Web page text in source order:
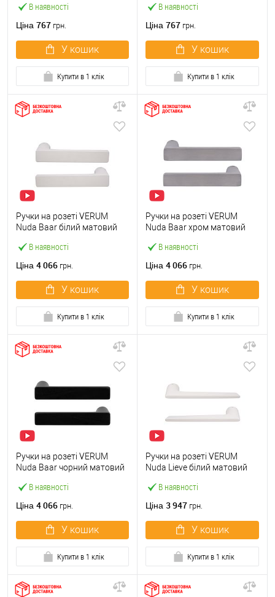
В наявності
Ціна 767 грн.
У кошик
Купити в 1 клік
В наявності
Ціна 767 грн.
У кошик
Купити в 1 клік
В наявності
Ручки на розеті VERUM
Nuda Baar білий матовий
Ціна 4 066 грн.
У кошик
Купити в 1 клік
В наявності
Ручки на розеті VERUM
Nuda Baar хром матовий
Ціна 4 066 грн.
У кошик
Купити в 1 клік
В наявності
Ручки на розеті VERUM
Nuda Baar чорний матовий
Ціна 4 066 грн.
У кошик
Купити в 1 клік
В наявності
Ручки на розеті VERUM
Nuda Lieve білий матовий
Ціна 3 947 грн.
У кошик
Купити в 1 клік